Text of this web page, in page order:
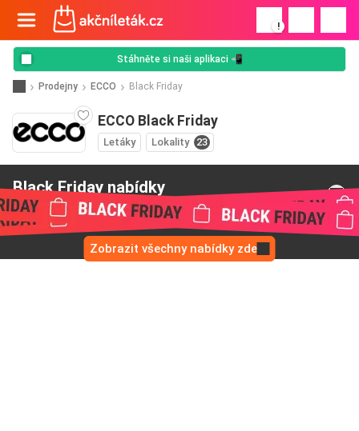
!
Stáhněte si naši aplikaci 📲
Prodejny ECCO Black Friday
ECCO Black Friday
Letáky Lokality 23
Black Friday nabídky
od ECCO
Zobrazit všechny nabídky zde